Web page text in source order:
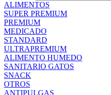
ALIMENTOS
SUPER PREMIUM
PREMIUM
MEDICADO
STANDARD
ULTRAPREMIUM
ALIMENTO HUMEDO
SANITARIO GATOS
SNACK
OTROS
ANTIPULGAS